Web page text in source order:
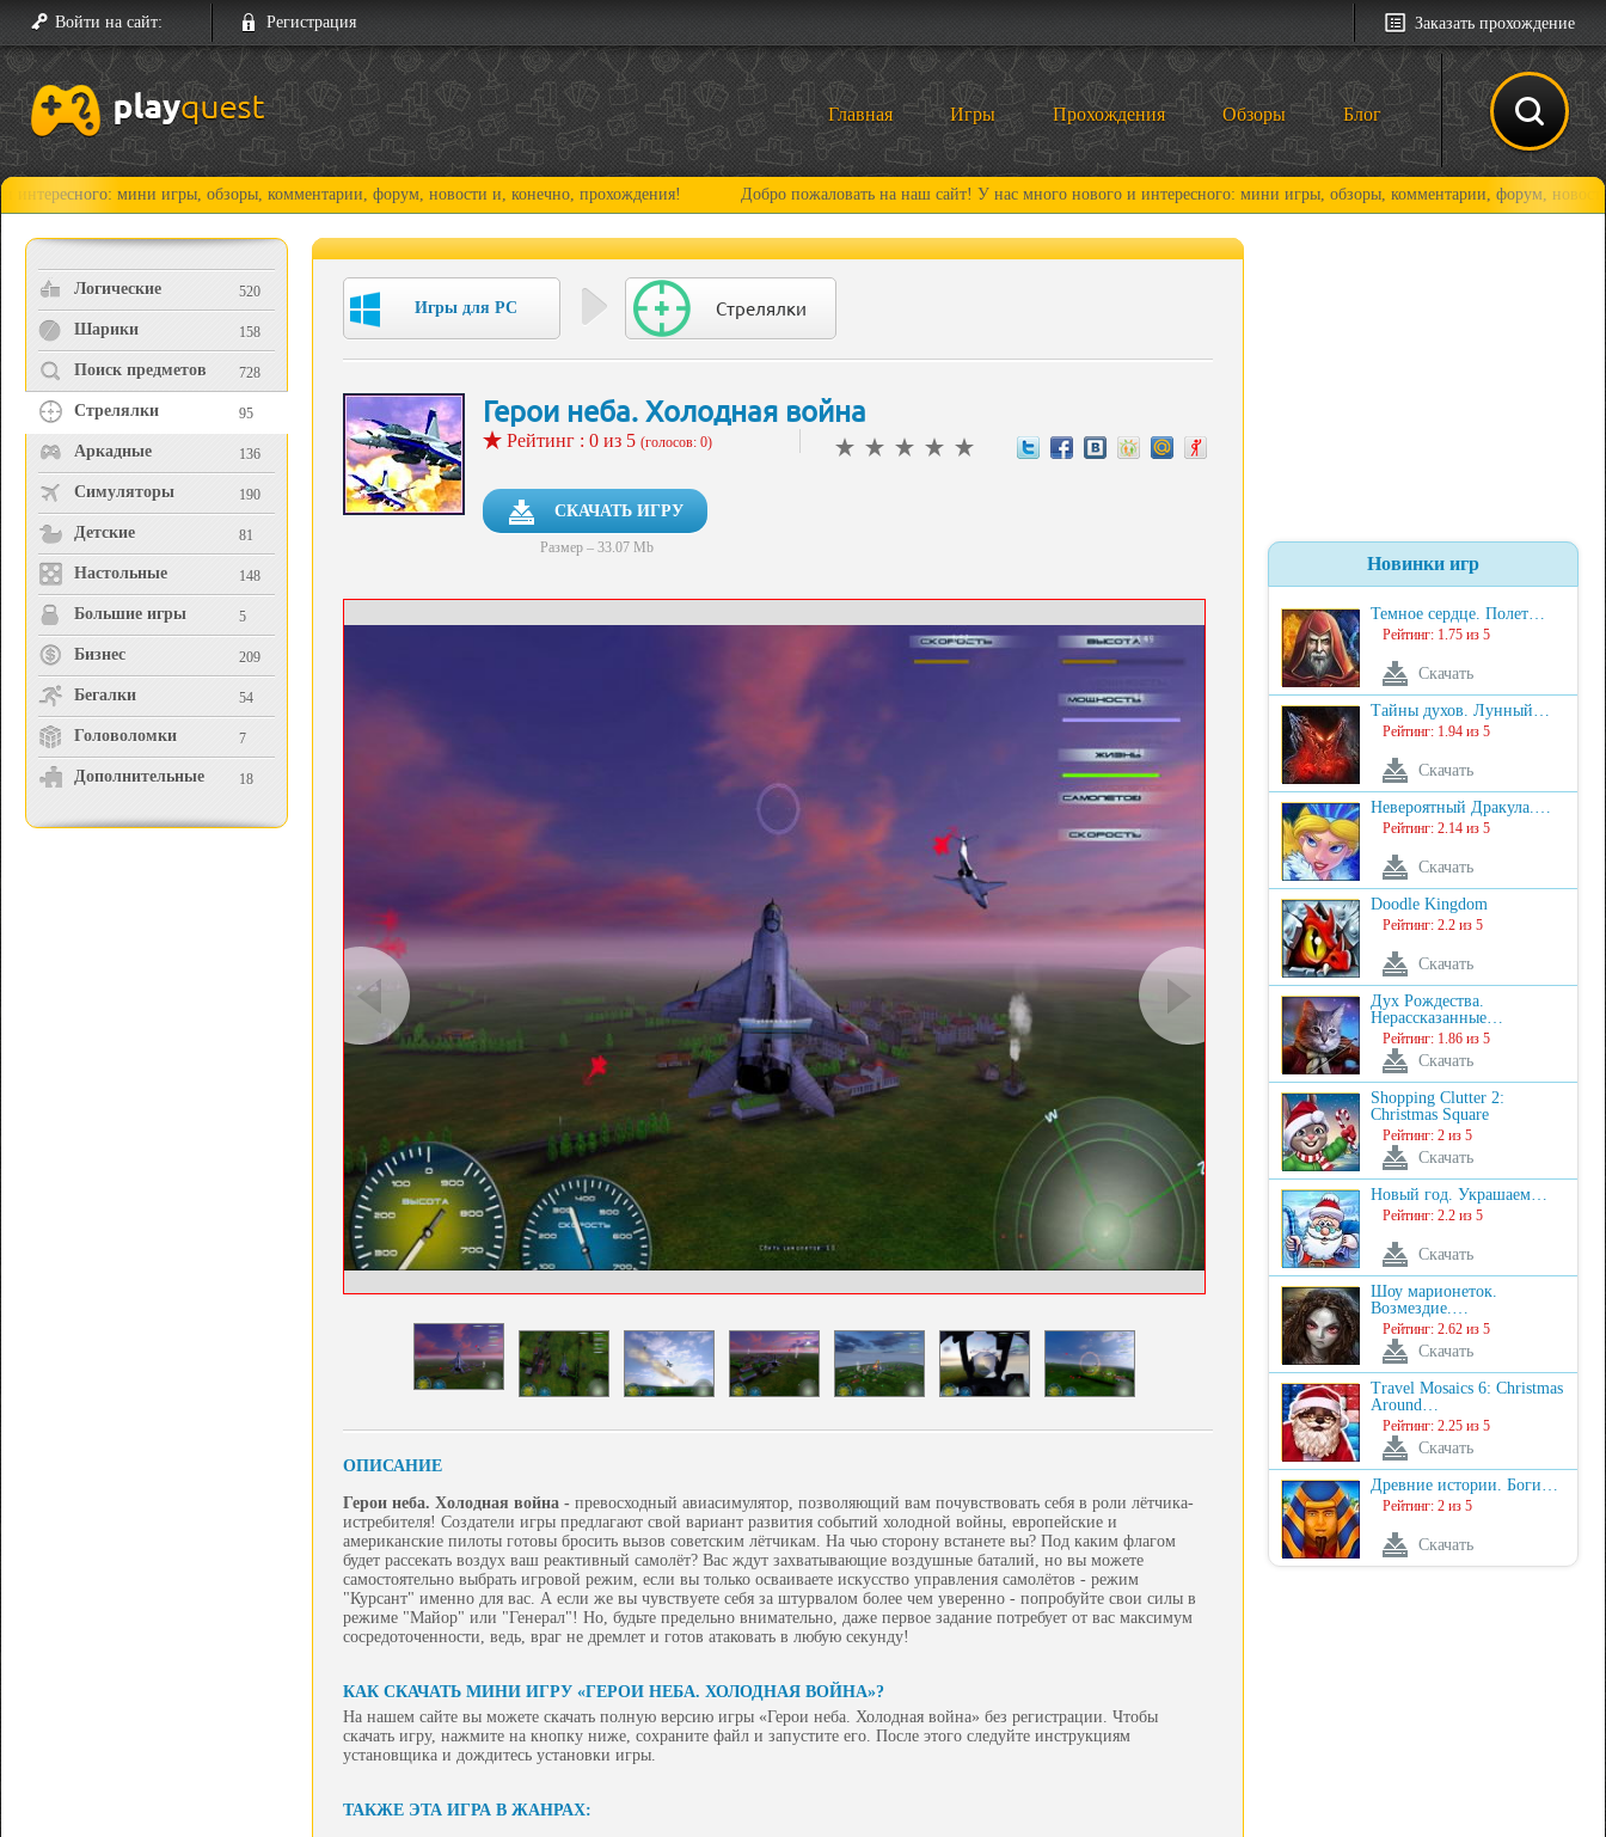
Войти на сайт: Регистрация Заказать прохождение
Главная Игры Прохождения Обзоры Блог
мини игры, обзоры, комментарии, форум, новости и, конечно, прохождения! Добро пожаловать на наш сайт! У нас много нового и интересного: мини игры, обзоры, комментарии, форум, новости и,
Логические 520
Шарики 158
Поиск предметов 728
Стрелялки 95
Аркадные 136
Симуляторы 190
Детские 81
Настольные 148
Большие игры 5
Бизнес 209
Бегалки 54
Головоломки 7
Дополнительные 18
Игры для PC Стрелялки
Герои неба. Холодная война
Рейтинг : 0 из 5 (голосов: 0)
СКАЧАТЬ ИГРУ
Размер – 33.07 Mb
ОПИСАНИЕ
Герои неба. Холодная война - превосходный авиасимулятор, позволяющий вам почувствовать себя в роли лётчика-
истребителя! Создатели игры предлагают свой вариант развития событий холодной войны, европейские и
американские пилоты готовы бросить вызов советским лётчикам. На чью сторону встанете вы? Под каким флагом
будет рассекать воздух ваш реактивный самолёт? Вас ждут захватывающие воздушные баталий, но вы можете
самостоятельно выбрать игровой режим, если вы только осваиваете искусство управления самолётов - режим
"Курсант" именно для вас. А если же вы чувствуете себя за штурвалом более чем уверенно - попробуйте свои силы в
режиме "Майор" или "Генерал"! Но, будьте предельно внимательно, даже первое задание потребует от вас максимум
сосредоточенности, ведь, враг не дремлет и готов атаковать в любую секунду!
КАК СКАЧАТЬ МИНИ ИГРУ «ГЕРОИ НЕБА. ХОЛОДНАЯ ВОЙНА»?
На нашем сайте вы можете скачать полную версию игры «Герои неба. Холодная война» без регистрации. Чтобы
скачать игру, нажмите на кнопку ниже, сохраните файл и запустите его. После этого следуйте инструкциям
установщика и дождитесь установки игры.
ТАКЖЕ ЭТА ИГРА В ЖАНРАХ:
Новинки игр
Темное сердце. Полет…
Рейтинг: 1.75 из 5
Скачать
Тайны духов. Лунный…
Рейтинг: 1.94 из 5
Скачать
Невероятный Дракула.…
Рейтинг: 2.14 из 5
Скачать
Doodle Kingdom
Рейтинг: 2.2 из 5
Скачать
Дух Рождества.
Нерассказанные…
Рейтинг: 1.86 из 5
Скачать
Shopping Clutter 2:
Christmas Square
Рейтинг: 2 из 5
Скачать
Новый год. Украшаем…
Рейтинг: 2.2 из 5
Скачать
Шоу марионеток.
Возмездие.…
Рейтинг: 2.62 из 5
Скачать
Travel Mosaics 6: Christmas
Around…
Рейтинг: 2.25 из 5
Скачать
Древние истории. Боги…
Рейтинг: 2 из 5
Скачать